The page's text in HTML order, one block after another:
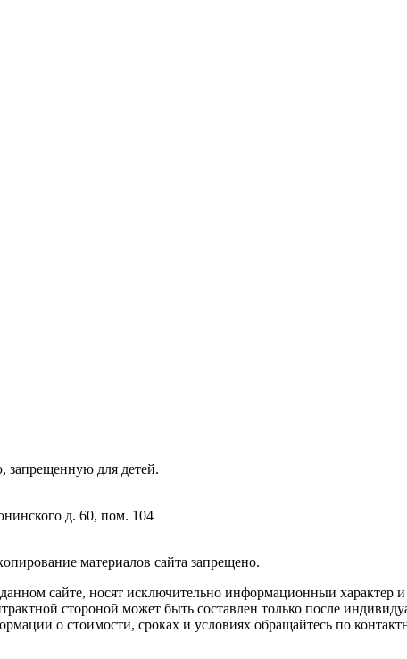
зaпpeщeнную для дeтeй.
д. 60, пом. 104
мaтepиaлов caйтa зaпpeщeнo.
сайте, носят исключительно информационныи характер
стороной может быть составлен только после
о стоимости, сроках и условиях обращайтесь по